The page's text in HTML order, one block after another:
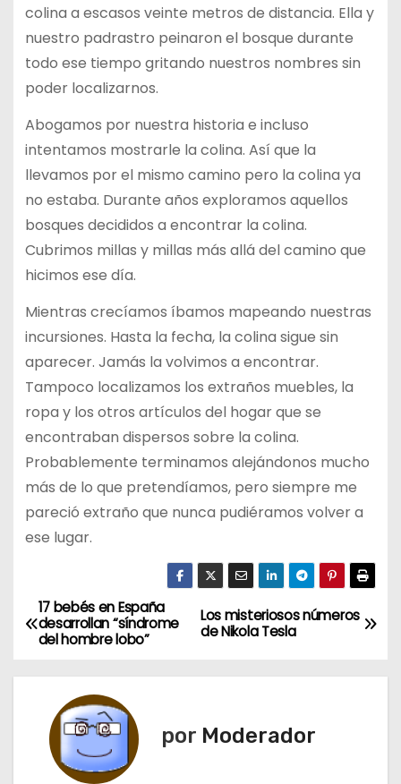
colina a escasos veinte metros de distancia. Ella y
nuestro padrastro peinaron el bosque durante
todo ese tiempo gritando nuestros nombres sin
poder localizarnos.
Abogamos por nuestra historia e incluso
intentamos mostrarle la colina. Así que la
llevamos por el mismo camino pero la colina ya
no estaba. Durante años exploramos aquellos
bosques decididos a encontrar la colina.
Cubrimos millas y millas más allá del camino que
hicimos ese día.
Mientras crecíamos íbamos mapeando nuestras
incursiones. Hasta la fecha, la colina sigue sin
aparecer. Jamás la volvimos a encontrar.
Tampoco localizamos los extraños muebles, la
ropa y los otros artículos del hogar que se
encontraban dispersos sobre la colina.
Probablemente terminamos alejándonos mucho
más de lo que pretendíamos, pero siempre me
pareció extraño que nunca pudiéramos volver a
ese lugar.
N
Los misteriosos números
de Nikola Tesla
17 bebés en España
desarrollan “síndrome
del hombre lobo”
por Moderador